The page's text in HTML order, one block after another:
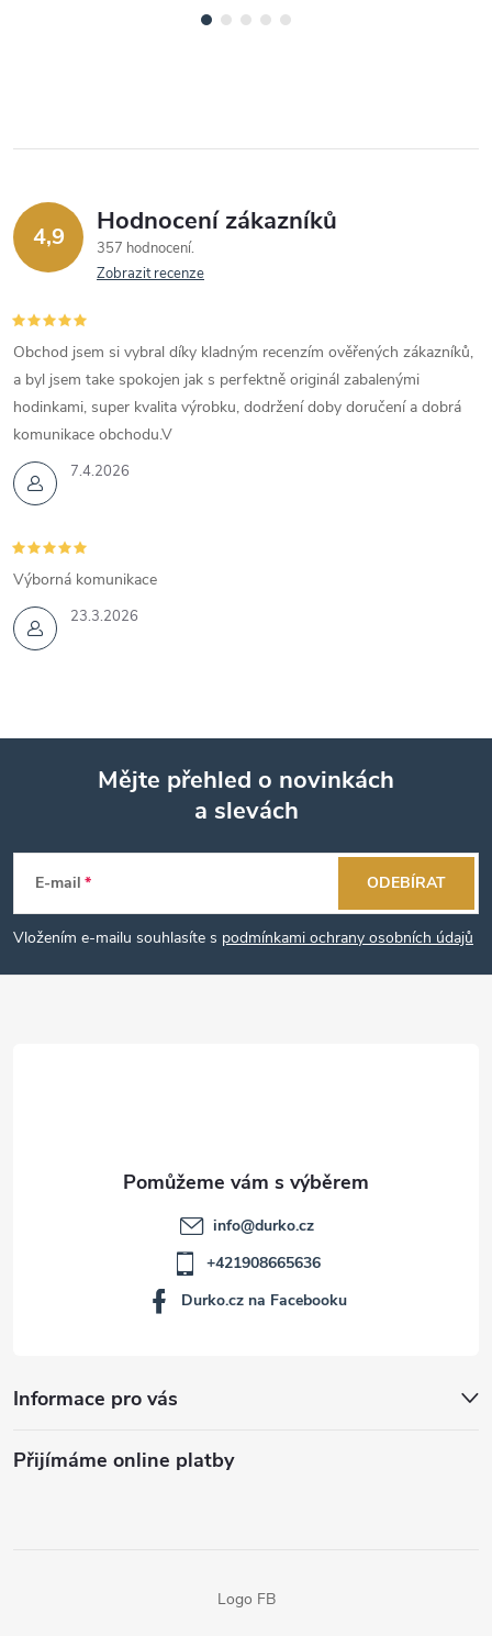
4,9 Hodnocení zákazníků
357 hodnocení
Zobrazit recenze
7.4.2026
Obchod jsem si vybral díky kladným recenzím ověřených zákazníků,
a byl jsem take spokojen jak s perfektně originál zabalenými
hodinkami, super kvalita výrobku, dodržení doby doručení a dobrá
komunikace obchodu.V
23.3.2026
Výborná komunikace
p
a
Mějte přehled o novinkách
a slevách
E-mail
Vložením e-mailu souhlasíte s podmínkami ochrany osobních údajů
ODEBÍRAT
Informace pro vás
Přijímáme online platby
info@durko.cz
+421908665636
Durko.cz na Facebooku
Logo FB